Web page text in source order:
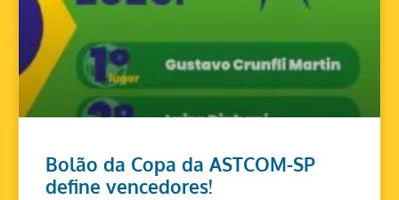
Bolão da Copa da ASTCOM-SP
define vencedores!